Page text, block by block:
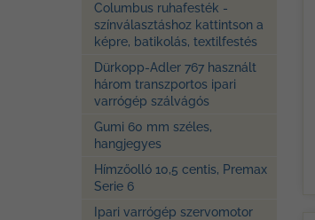
Columbus ruhafesték -
színválasztáshoz kattintson a
képre, batikolás, textilfestés
Dürkopp-Adler 767 használt
három transzportos ipari
varrógép szálvágós
Gumi 60 mm széles,
hangjegyes
Hímzőolló 10,5 centis, Premax
Serie 6
Ipari varrógép szervomotor